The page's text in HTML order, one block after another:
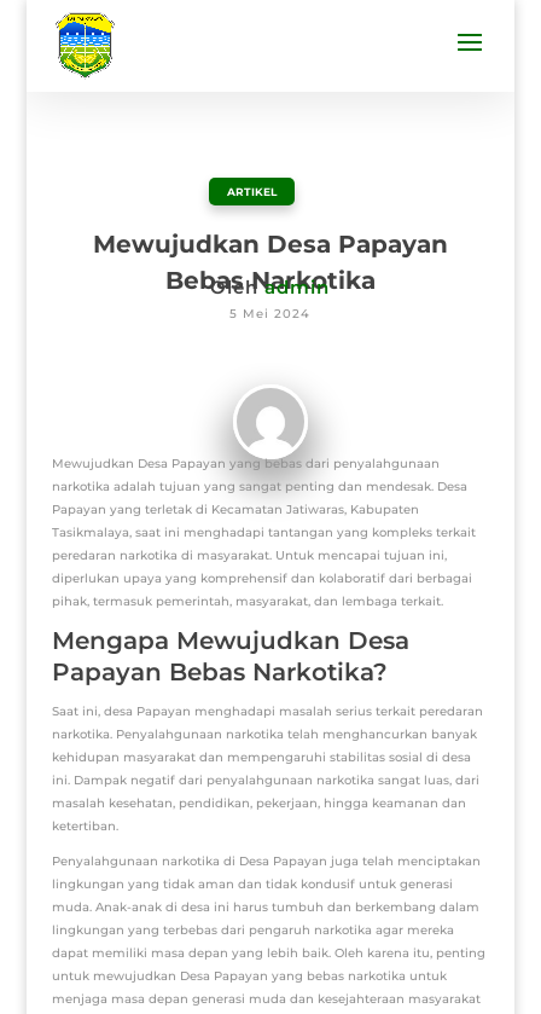
ARTIKEL
Mewujudkan Desa Papayan
Bebas Narkotika
Olehadmin
5 Mei 2024
Mewujudkan Desa Papayan yang bebas dari penyalahgunaan
narkotika adalah tujuan yang sangat penting dan mendesak. Desa
Papayan yang terletak di Kecamatan Jatiwaras, Kabupaten
Tasikmalaya, saat ini menghadapi tantangan yang kompleks terkait
peredaran narkotika di masyarakat. Untuk mencapai tujuan ini,
diperlukan upaya yang komprehensif dan kolaboratif dari berbagai
pihak, termasuk pemerintah, masyarakat, dan lembaga terkait.
Mengapa Mewujudkan Desa
Papayan Bebas Narkotika?
Saat ini, desa Papayan menghadapi masalah serius terkait peredaran
narkotika. Penyalahgunaan narkotika telah menghancurkan banyak
kehidupan masyarakat dan mempengaruhi stabilitas sosial di desa
ini. Dampak negatif dari penyalahgunaan narkotika sangat luas, dari
masalah kesehatan, pendidikan, pekerjaan, hingga keamanan dan
ketertiban.
Penyalahgunaan narkotika di Desa Papayan juga telah menciptakan
lingkungan yang tidak aman dan tidak kondusif untuk generasi
muda. Anak-anak di desa ini harus tumbuh dan berkembang dalam
lingkungan yang terbebas dari pengaruh narkotika agar mereka
dapat memiliki masa depan yang lebih baik. Oleh karena itu, penting
untuk mewujudkan Desa Papayan yang bebas narkotika untuk
menjaga masa depan generasi muda dan kesejahteraan masyarakat